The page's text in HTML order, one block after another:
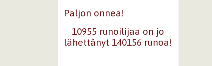
Paljon onnea!
10955 runoilijaa on jo
lähettänyt 140156 runoa!